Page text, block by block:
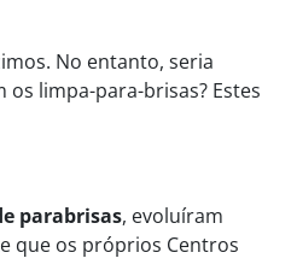
No entanto, seria
limpa-para-brisas? Estes
parabrisas, evoluíram
que os próprios Centros